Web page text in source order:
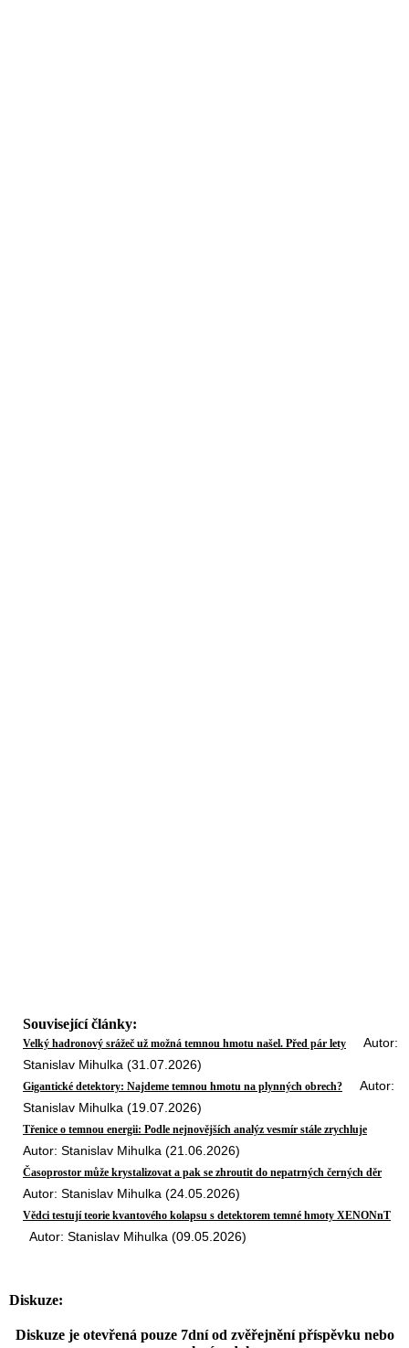
Související články:
Velký hadronový srážeč už možná temnou hmotu našel. Před pár lety Autor:
Stanislav Mihulka (31.07.2026)
Gigantické detektory: Najdeme temnou hmotu na plynných obrech? Autor:
Stanislav Mihulka (19.07.2026)
Třenice o temnou energii: Podle nejnovějších analýz vesmír stále zrychluje
Autor: Stanislav Mihulka (21.06.2026)
Časoprostor může krystalizovat a pak se zhroutit do nepatrných černých děr
Autor: Stanislav Mihulka (24.05.2026)
Vědci testují teorie kvantového kolapsu s detektorem temné hmoty XENONnT
Autor: Stanislav Mihulka (09.05.2026)
Diskuze:
Diskuze je otevřená pouze 7dní od zvěřejnění příspěvku nebo